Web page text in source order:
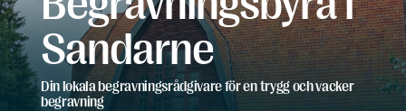
Sandarne
Din lokala begravningsrådgivare för en trygg och vacker
begravning